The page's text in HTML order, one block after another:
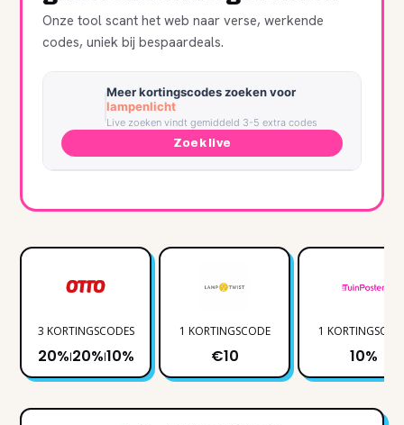
Onze tool scant het web naar verse, werkende
codes, uniek bij bespaardeals.
Meer kortingscodes zoeken voor
lampenlicht
Live zoeken vindt gemiddeld 3-5 extra codes
Zoek live
3 KORTINGSCODES
20%|20%|10%
1 KORTINGSCODE
€10
1
10%